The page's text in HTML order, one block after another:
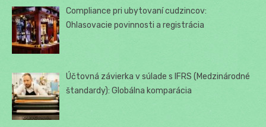
Compliance pri ubytovaní cudzincov:
Ohlasovacie povinnosti a registrácia
Účtovná závierka v súlade s IFRS (Medzinárodné
štandardy): Globálna komparácia